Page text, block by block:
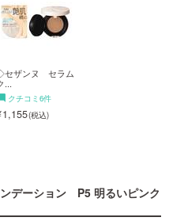
ザンヌ セラム
...
クチコミ6件
1,155
デーション P5 明るいピンク